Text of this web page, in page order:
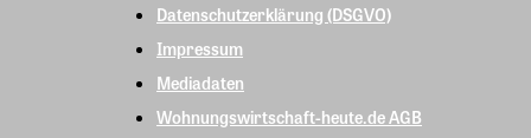
Datenschutzerklärung (DSGVO)
Impressum
Mediadaten
Wohnungswirtschaft-heute.de AGB